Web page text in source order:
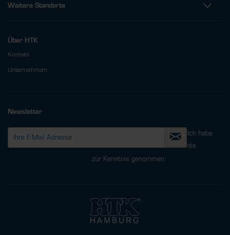
Weitere Standorte
Über HTK
Kontakt
Unternehmen
Newsletter
Ich habe
die
zur Kenntnis genommen.